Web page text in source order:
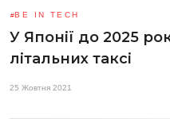
BE IN TECH
У Японії до 2025
літальних таксі
25 Жовтня 2021